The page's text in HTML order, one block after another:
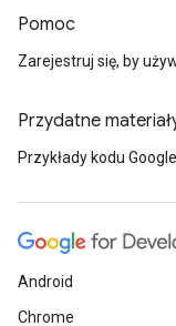
Pomoc
Zarejestruj się, by
Przydatne
Przykłady kodu
Android
Chrome